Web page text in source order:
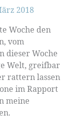
2018
Woche den
vom
dieser Woche
Welt, greifbar
rattern lassen
im Rapport
meine